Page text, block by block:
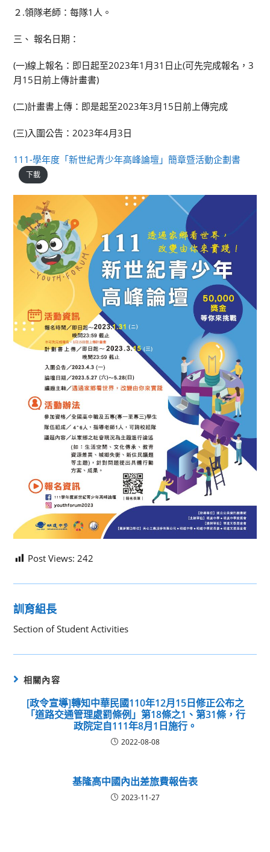
２.領隊老師：每隊1人。
三、 報名日期：
(一)線上報名：即日起至2023年1月31日止(可先完成報名，3
月15日前上傳計畫書)
(二)計畫書上傳：即是起至2023年3月15日前上傳完成
(三)入圍公告：2023年4月3日
111-學年度「新世紀青少年高峰論壇」簡章暨活動企劃書
下載
Post Views: 242
訓育組長
Section of Student Activities
相關內容
[政令宣導]轉知中華民國110年12月15日修正公布之
「道路交通管理處罰條例」第18條之1、第31條，行
政院定自111年8月1日施行。
2022-08-08
基隆高中國內出差旅費報告表
2023-11-27